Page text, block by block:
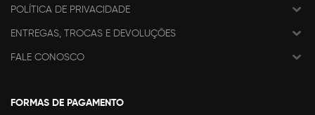
POLÍTICA DE PRIVACIDADE
ENTREGAS, TROCAS E DEVOLUÇÕES
FALE CONOSCO
FORMAS DE PAGAMENTO